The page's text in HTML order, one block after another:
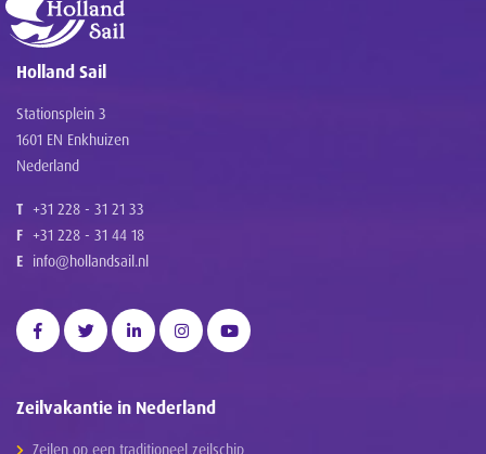
Holland Sail
Stationsplein 3
1601 EN Enkhuizen
Nederland
T +31 228 - 31 21 33
F +31 228 - 31 44 18
E info@hollandsail.nl
Zeilvakantie in Nederland
Zeilen op een traditioneel zeilschip